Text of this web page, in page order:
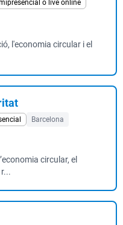
o live online
l'economia circular i el
Barcelona
circular, el